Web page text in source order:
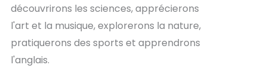
découvrirons les sciences, apprécierons
l'art et la musique, explorerons la nature,
pratiquerons des sports et apprendrons
l'anglais.